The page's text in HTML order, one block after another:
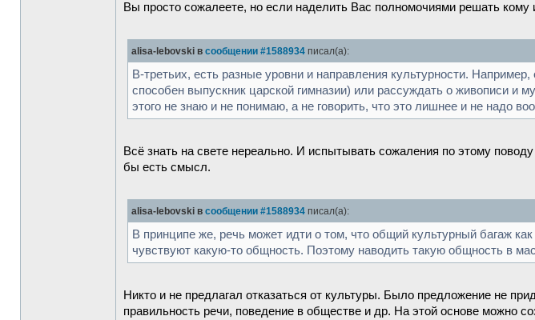
Вы просто сожалеете, но если наделить Вас полномочиями решать
alisa-lebovski в сообщении #1588934 писал(а):
В-третьих, есть разные уровни и направления культурности.
способен выпускник царской гимназии) или рассуждать о живописи и
этого не знаю и не понимаю, а не говорить, что это лишнее и не надо
Всё знать на свете нереально. И испытывать сожаления по этому
бы есть смысл.
alisa-lebovski в сообщении #1588934 писал(а):
В принципе же, речь может идти о том, что общий культурный багаж
чувствуют какую-то общность. Поэтому наводить такую общность в
Никто и не предлагал отказаться от культуры. Было предложение не
правильность речи, поведение в обществе и др. На этой основе можно